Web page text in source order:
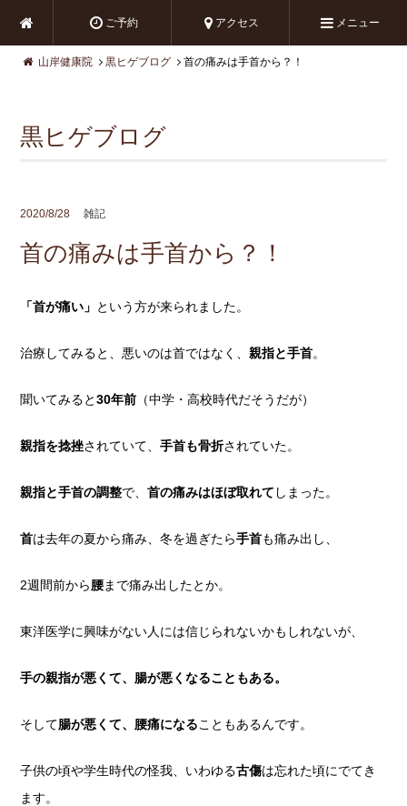
ご予約 アクセス メニュー
山岸健康院 黒ヒゲブログ 首の痛みは手首から？！
黒ヒゲブログ
2020/8/28 雑記
首の痛みは手首から？！
「首が痛い」 という方が来られました。
治療してみると、悪いのは首ではなく、親指と手首。
聞いてみると30年前 （中学・高校時代だそうだが）
親指を捻挫されていて、手首も骨折されていた。
親指と手首の調整で、首の痛みはほぼ取れて しまった。
首は去年の夏から痛み、冬を過ぎたら手首も痛み出し、
2週間前から腰まで痛み出したとか。
東洋医学に興味がない人には信じられないかもしれないが、
手の親指が悪くて、腸が悪くなることもある。
そして腸が悪くて、腰痛になることもあるんです。
子供の頃や学生時代の怪我、いわゆる古傷は忘れた頃にでてき
ます。